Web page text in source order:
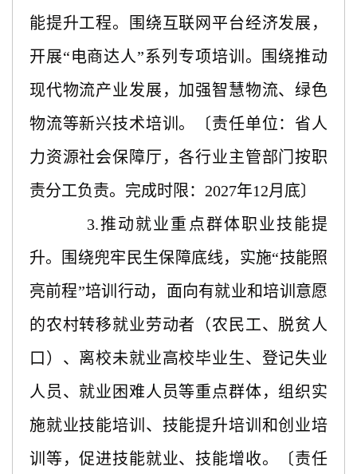
能提升工程。围绕互联网平台经济发展，
开展“电商达人”系列专项培训。围绕推动
现代物流产业发展，加强智慧物流、绿色
物流等新兴技术培训。〔责任单位：省人
力资源社会保障厅，各行业主管部门按职
责分工负责。完成时限：2027年12月底〕
3.推动就业重点群体职业技能提
升。围绕兜牢民生保障底线，实施“技能照
亮前程”培训行动，面向有就业和培训意愿
的农村转移就业劳动者（农民工、脱贫人
口）、离校未就业高校毕业生、登记失业
人员、就业困难人员等重点群体，组织实
施就业技能培训、技能提升培训和创业培
训等，促进技能就业、技能增收。〔责任